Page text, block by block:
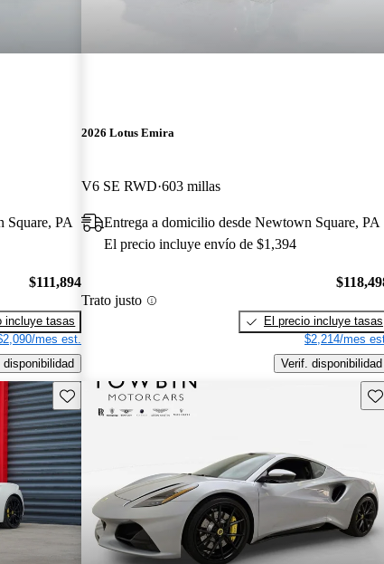
Square, PA
$111,894
incluye tasas
mes est.
disponibilidad
2026 Lotus Emira
V6 SE RWD 603 millas
Entrega a domicilio desde Newtown Square, PA
El precio incluye envío de $1,394
Trato justo
El precio incluye tasas
$2,214/mes
Verif. disponibilidad
Guarda este Aviso